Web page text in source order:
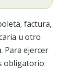
factura,
u otro
Para ejercer
obligatorio